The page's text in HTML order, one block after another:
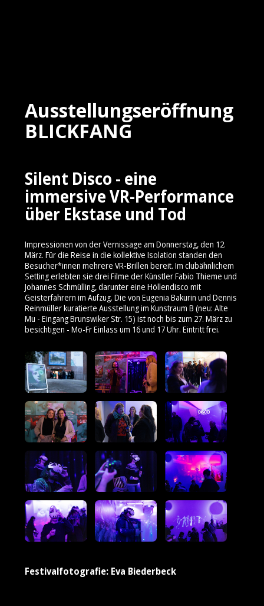
Ausstellungseröffnung
BLICKFANG
Silent Disco - eine
immersive VR-Performance
über Ekstase und Tod
Impressionen von der Vernissage am Donnerstag, den 12.
März. Für die Reise in die kollektive Isolation standen den
Besucher*innen mehrere VR-Brillen bereit. Im clubähnlichem
Setting erlebten sie drei Filme der Künstler Fabio Thieme und
Johannes Schmülling, darunter eine Höllendisco mit
Geisterfahrern im Aufzug. Die von Eugenia Bakurin und Dennis
Reinmüller kuratierte Ausstellung im Kunstraum B (neu: Alte
Mu - Eingang Brunswiker Str. 15) ist noch bis zum 27. März zu
besichtigen - Mo-Fr Einlass um 16 und 17 Uhr. Eintritt frei.
Festivalfotografie: Eva Biederbeck